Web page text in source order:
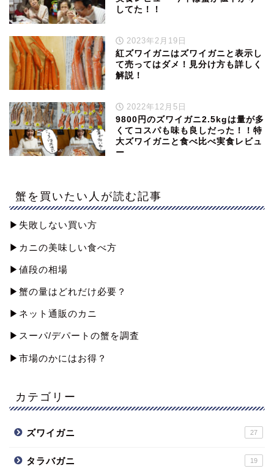
してた！！
2023年2月19日
紅ズワイガニはズワイガニと表示し
て売ってはダメ！見分け方も詳しく
解説！
2022年12月5日
9800円のズワイガニ2.5kgは量が多
くてコスパも味も良しだった！！特
大ズワイガニと食べ比べ実食レビュ
ー
蟹を買いたい人が読む記事
▶︎失敗しない買い方
▶︎カニの美味しい食べ方
▶︎値段の相場
▶︎蟹の量はどれだけ必要？
▶︎ネット通販のカニ
▶︎スーパ/デパートの蟹を調査
▶︎市場のかにはお得？
カテゴリー
ズワイガニ 27
タラバガニ 19